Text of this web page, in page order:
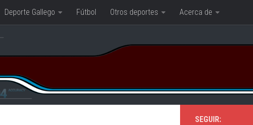
Deporte Gallego Fútbol Otros deportes Acerca de
SEGUIR: